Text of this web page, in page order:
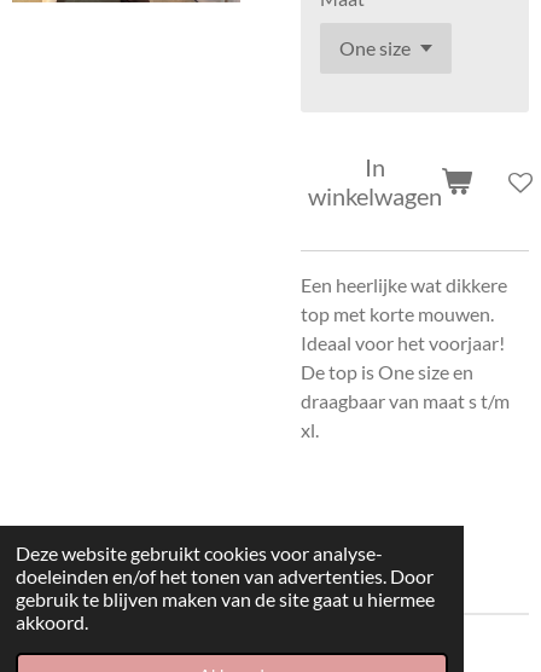
Deze website gebruikt cookies voor analyse-
doeleinden en/of het tonen van advertenties. Door
gebruik te blijven maken van de site gaat u hiermee
akkoord.
In
winkelwagen
Een heerlijke wat dikkere
top met korte mouwen.
Ideaal voor het voorjaar!
De top is One size en
draagbaar van maat s t/m
xl.
© 2022 kleding huisje